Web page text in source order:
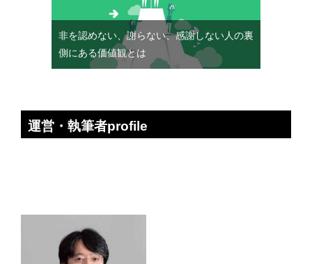
非を認めない、謝らない、感謝しない人の裏
側にある価値観とは
運営・執筆者profile